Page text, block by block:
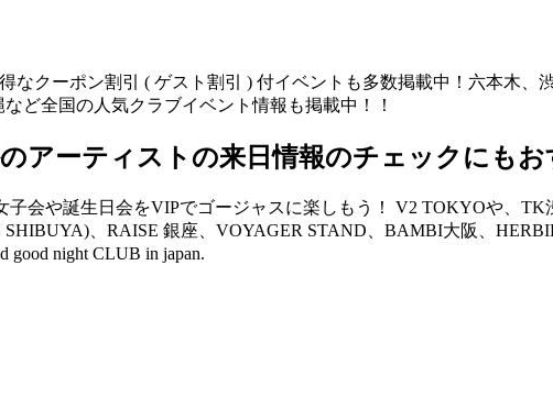
クーポン割引 ( ゲスト割引 ) 付イベントも多数掲載中！六本木、
ど全国の人気クラブイベント情報も掲載中！！
アーティストの来日情報のチェックにもお
会や誕生日会をVIPでゴージャスに楽しもう！ V2 TOKYOや、TK
、RAISE 銀座、VOYAGER STAND、BAMBI大阪、
night CLUB in japan.